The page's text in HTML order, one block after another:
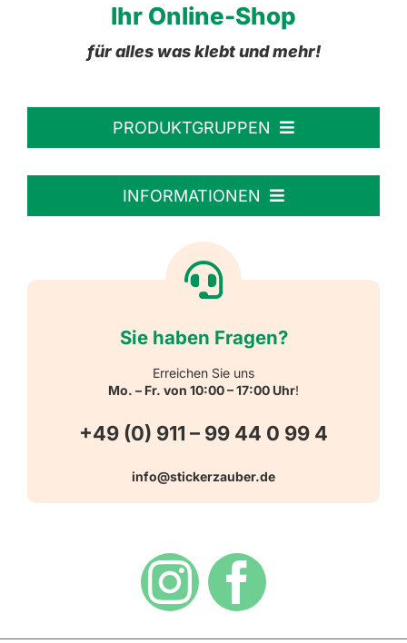
Ihr Online-Shop
für alles was klebt und mehr!
PRODUKTGRUPPEN
Personalisierte Aufkleber
Reflektierende Aufkleber
Warn-, Gebots-, Verbots- und
Hinweisaufkleber
INFORMATIONEN
Versandarten
Widerrufsbelehrung
Sie haben Fragen?
Erreichen Sie uns
Mo. – Fr. von 10:00 – 17:00 Uhr!
+49 (0) 911 – 99 44 0 99 4
info@stickerzauber.de